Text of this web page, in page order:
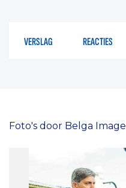
VERSLAG REACTIES
Foto's door Belga Image